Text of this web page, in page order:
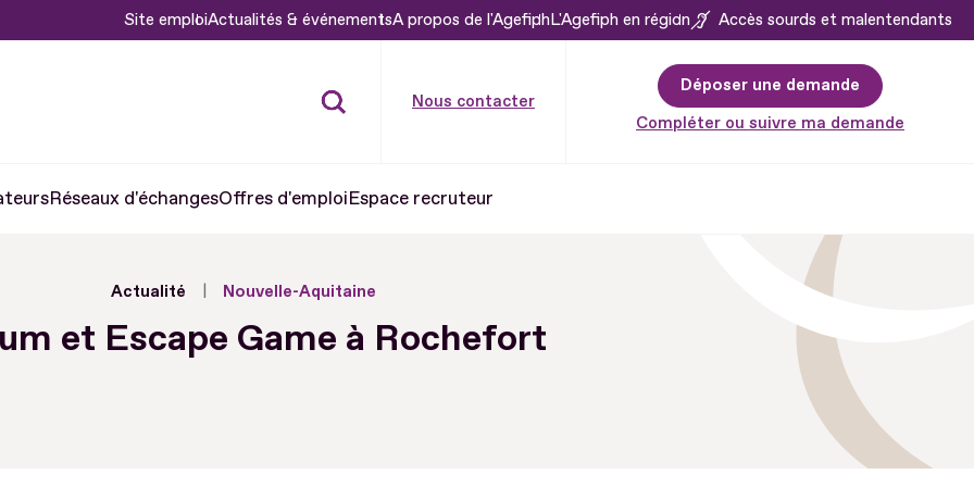
Site emploiActualités & événementsA propos de l'AgefiphL'Agefiph en région Accès sourds et malentendants
Nous contacter
Déposer une demande
Compléter ou suivre ma demande
Réseaux d'échangesOffres d'emploiEspace recruteur
Actualité Nouvelle-Aquitaine
et Escape Game à Rochefort